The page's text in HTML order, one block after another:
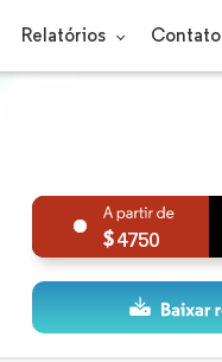
Relatórios Contato
4750